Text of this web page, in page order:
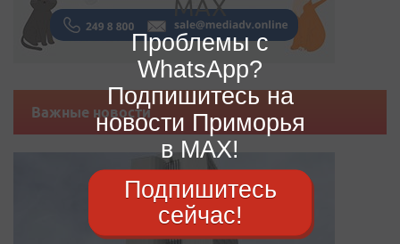
Важные новости
Проблемы с
WhatsApp?
Подпишитесь на
новости Приморья
в MAX!
Подпишитесь
сейчас!